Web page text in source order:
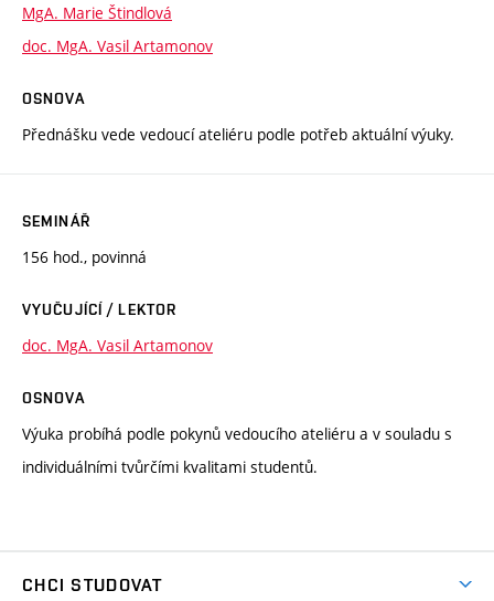
MgA. Marie Štindlová
doc. MgA. Vasil Artamonov
OSNOVA
Přednášku vede vedoucí ateliéru podle potřeb aktuální výuky.
SEMINÁŘ
156 hod., povinná
VYUČUJÍCÍ / LEKTOR
doc. MgA. Vasil Artamonov
OSNOVA
Výuka probíhá podle pokynů vedoucího ateliéru a v souladu s
individuálními tvůrčími kvalitami studentů.
CHCI STUDOVAT